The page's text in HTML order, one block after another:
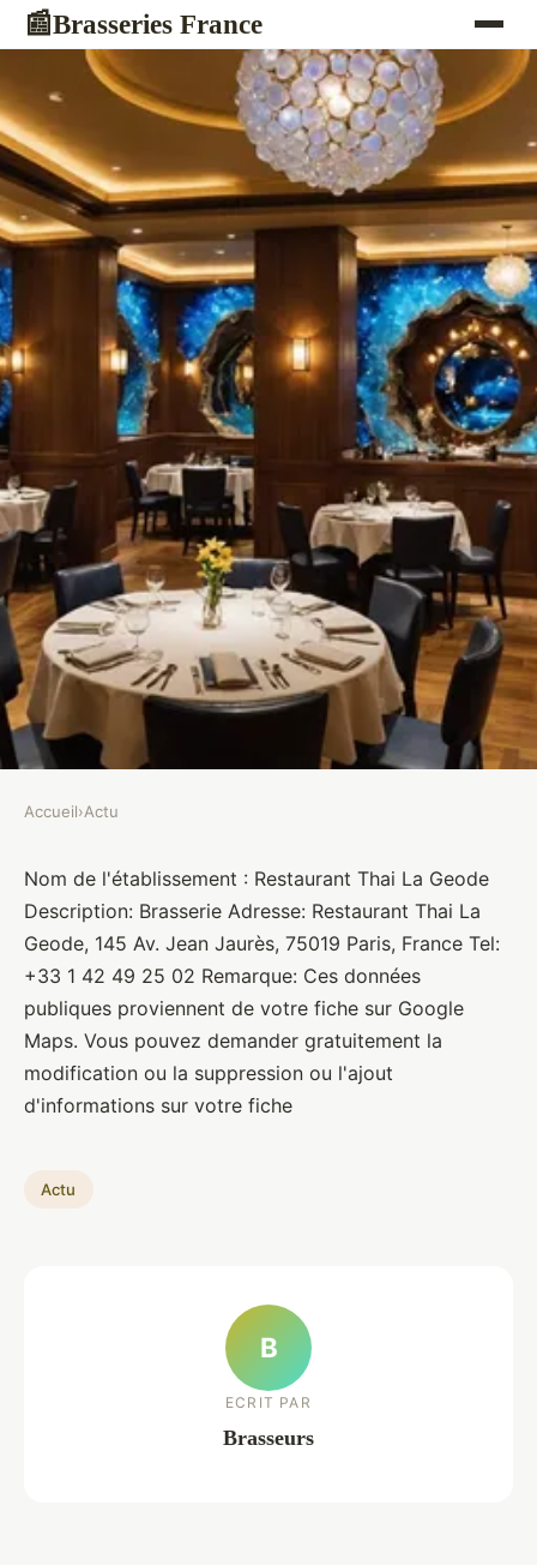
📰Brasseries France
Restaurant Thai La Geode
Brasseurs•10 janvier 2022•1 min de lecture
Accueil›Actu
Nom de l'établissement : Restaurant Thai La Geode
Description: Brasserie Adresse: Restaurant Thai La
Geode, 145 Av. Jean Jaurès, 75019 Paris, France Tel:
+33 1 42 49 25 02 Remarque: Ces données
publiques proviennent de votre fiche sur Google
Maps. Vous pouvez demander gratuitement la
modification ou la suppression ou l'ajout
d'informations sur votre fiche
Actu
B
ECRIT PAR
Brasseurs